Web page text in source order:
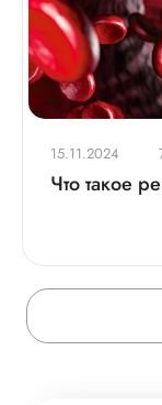
15.11.2024
Что такое